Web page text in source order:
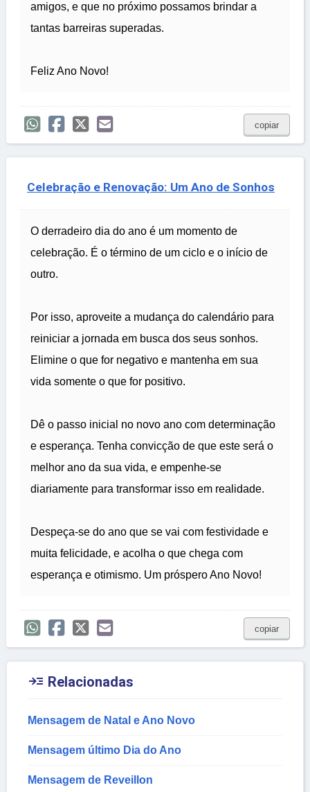
amigos, e que no próximo possamos brindar a
tantas barreiras superadas.
Feliz Ano Novo!
copiar
Celebração e Renovação: Um Ano de Sonhos
O derradeiro dia do ano é um momento de
celebração. É o término de um ciclo e o início de
outro.
Por isso, aproveite a mudança do calendário para
reiniciar a jornada em busca dos seus sonhos.
Elimine o que for negativo e mantenha em sua
vida somente o que for positivo.
Dê o passo inicial no novo ano com determinação
e esperança. Tenha convicção de que este será o
melhor ano da sua vida, e empenhe-se
diariamente para transformar isso em realidade.
Despeça-se do ano que se vai com festividade e
muita felicidade, e acolha o que chega com
esperança e otimismo. Um próspero Ano Novo!
copiar
 Relacionadas
Mensagem de Natal e Ano Novo
Mensagem último Dia do Ano
Mensagem de Reveillon